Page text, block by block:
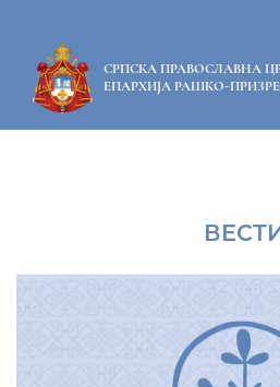
СРПСКА ПРАВОСЛАВНА
ЕПАРХИЈА РАШКО-